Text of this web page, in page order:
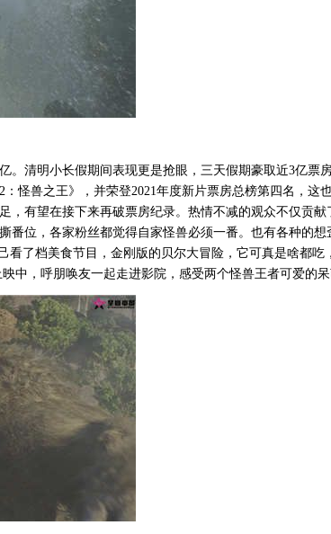
。清明小长假期间表现更是抢眼，三天假期豪取近3亿票
怪兽之王》，并荣登2021年度新片票房总榜第四名，这
，有望在接下来再破票房纪录。热情不减的观众不仅贡献
位，各家粉丝都觉得自家怪兽必须一番。也有各种的想
了档美食节目，金刚版的贝尔大冒险，它可真是啥都吃
中，呼朋唤友一起走进影院，感受两个怪兽王者可爱的呆